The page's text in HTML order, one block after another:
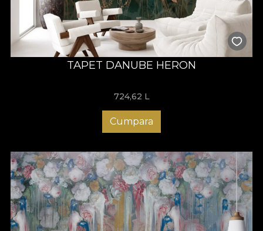
TAPET DANUBE HERON
724,62 L
Cumpara